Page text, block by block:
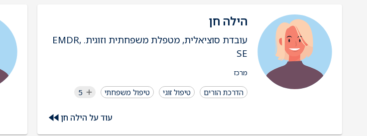
הילה חן
עובדת סוציאלית, מטפלת משפחתית וזוגית. EMDR,
SE
מרכז
הדרכת הורים טיפול זוגי טיפול משפחתי 5
עוד על הילה חן